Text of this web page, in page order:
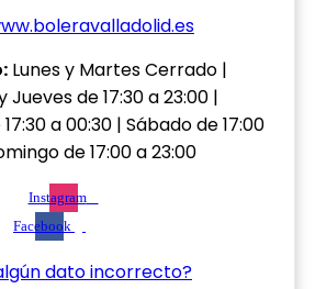
Lunes y Martes Cerrado |
Jueves de 17:30 a 23:00 |
a 00:30 | Sábado de 17:00
de 17:00 a 23:00
Instagram
Facebook
dato incorrecto?